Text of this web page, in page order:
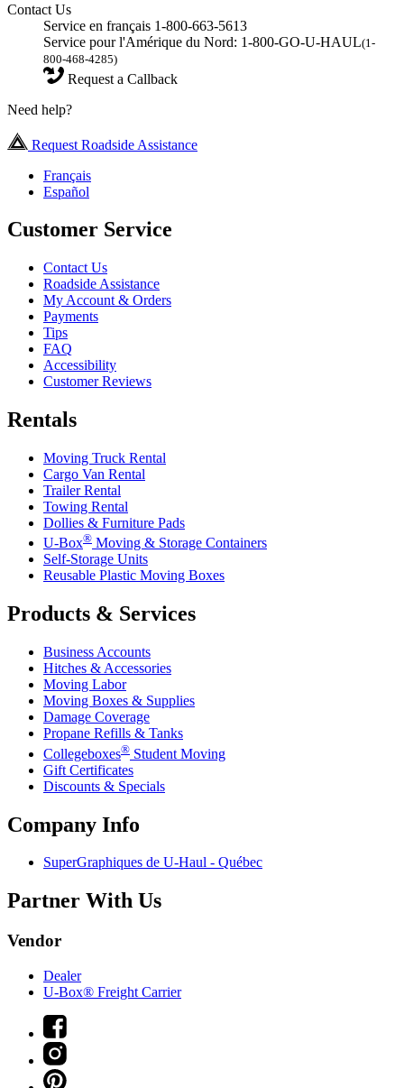
Contact Us
Service en français 1-800-663-5613
Service pour l'Amérique du Nord: 1-800-GO-U-HAUL(1-
800-468-4285)
Request a Callback
Need help?
Request Roadside Assistance
Français
Español
Customer Service
Contact Us
Roadside Assistance
My Account & Orders
Payments
Tips
FAQ
Accessibility
Customer Reviews
Rentals
Moving Truck Rental
Cargo Van Rental
Trailer Rental
Towing Rental
Dollies & Furniture Pads
U-Box® Moving & Storage Containers
Self-Storage Units
Reusable Plastic Moving Boxes
Products & Services
Business Accounts
Hitches & Accessories
Moving Labor
Moving Boxes & Supplies
Damage Coverage
Propane Refills & Tanks
Collegeboxes® Student Moving
Gift Certificates
Discounts & Specials
Company Info
SuperGraphiques de U-Haul - Québec
Partner With Us
Vendor
Dealer
U-Box® Freight Carrier